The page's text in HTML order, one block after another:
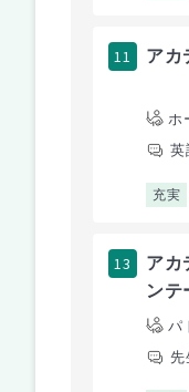
11 アカ
ホ
英
充実
13
ア
ンテ
パ
先